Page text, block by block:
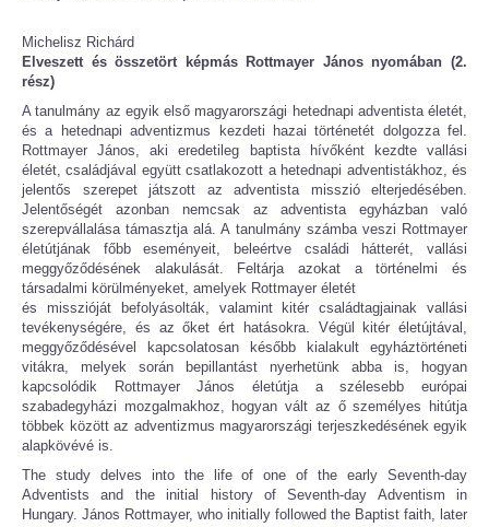
Michelisz Richárd
Elveszett és összetört képmás Rottmayer János nyomában (2.
rész)
A tanulmány az egyik első magyarországi hetednapi adventista életét,
és a hetednapi adventizmus kezdeti hazai történetét dolgozza fel.
Rottmayer János, aki eredetileg baptista hívőként kezdte vallási
életét, családjával együtt csatlakozott a hetednapi adventistákhoz, és
jelentős szerepet játszott az adventista misszió elterjedésében.
Jelentőségét azonban nemcsak az adventista egyházban való
szerepvállalása támasztja alá. A tanulmány számba veszi Rottmayer
életútjának főbb eseményeit, beleértve családi hátterét, vallási
meggyőződésének alakulását. Feltárja azokat a történelmi és
társadalmi körülményeket, amelyek Rottmayer életét
és misszióját befolyásolták, valamint kitér családtagjainak vallási
tevékenységére, és az őket ért hatásokra. Végül kitér életújtával,
meggyőződésével kapcsolatosan később kialakult egyháztörténeti
vitákra, melyek során bepillantást nyerhetünk abba is, hogyan
kapcsolódik Rottmayer János életútja a szélesebb európai
szabadegyházi mozgalmakhoz, hogyan vált az ő személyes hitútja
többek között az adventizmus magyarországi terjeszkedésének egyik
alapkövévé is.
The study delves into the life of one of the early Seventh-day
Adventists and the initial history of Seventh-day Adventism in
Hungary. János Rottmayer, who initially followed the Baptist faith, later